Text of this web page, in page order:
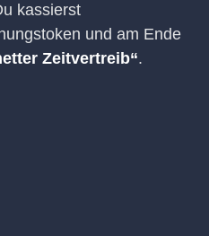
kassierst
und am Ende
Zeitvertreib“.